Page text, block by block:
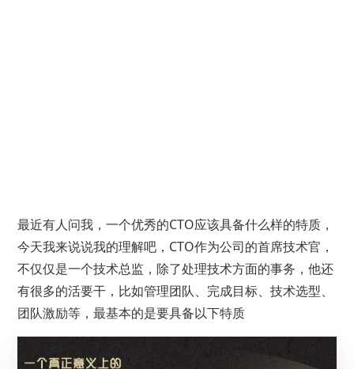
最近有人问我，一个优秀的CTO应该具备什么样的特质，
今天我来说说我的理解吧，CTO作为公司的首席技术官，
不仅仅是一个技术总监，除了处理技术方面的事务，他还
有很多的活要干，比如管理团队、完成目标、技术选型、
团队激励等，最基本的是要具备以下特质